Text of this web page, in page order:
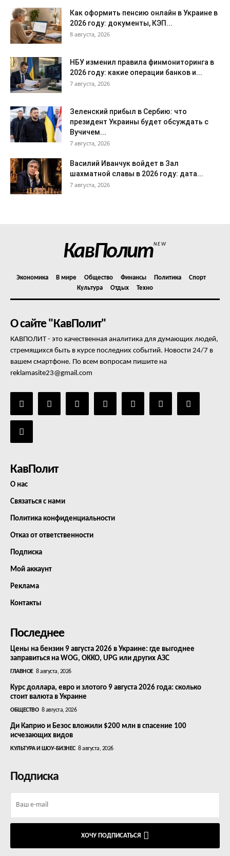
Как оформить пенсию онлайн в Украине в
2026 году: документы, КЭП...
8 августа, 2026
НБУ изменил правила финмониторинга в
2026 году: какие операции банков и...
7 августа, 2026
Зеленский прибыл в Сербию: что
президент Украины будет обсуждать с
Вучичем...
7 августа, 2026
Василий Иванчук войдет в Зал
шахматной славы в 2026 году: дата...
7 августа, 2026
КавПолитNEW
Экономика В мире Общество Финансы Политика
Спорт
Культура
Отдых Техно
О сайте "КавПолит"
КАВПОЛИТ - это качественная аналитика для думающих людей,
стремящихся быть в курсе последних событий. Новости 24/7 в
вашем смартфоне. По всем вопросам пишите на
reklamasite23@gmail.com
КавПолит
О нас
Связаться с нами
Политика конфиденциальности
Отказ от ответственности
Подписка
Мой аккаунт
Реклама
Контакты
Последнее
Цены на бензин 9 августа 2026 в Украине: где выгоднее
заправиться на WOG, OKKO, UPG или других АЗС
ГЛАВНОЕ 8 августа, 2026
Курс доллара, евро и злотого 9 августа 2026 года: сколько
стоит валюта в Украине
ОБЩЕСТВО 8 августа, 2026
Ди Каприо и Безос вложили $200 млн в спасение 100
исчезающих видов
КУЛЬТУРА И ШОУ-БИЗНЕС 8 августа, 2026
Подписка
ХОЧУ ПОДПИСАТЬСЯ